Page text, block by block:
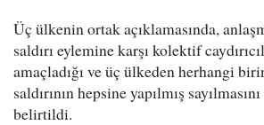
Üç ülkenin ortak açıklamasında,
saldırı eylemine karşı kolektif
amaçladığı ve üç ülkeden herhangi
saldırının hepsine yapılmış
belirtildi.